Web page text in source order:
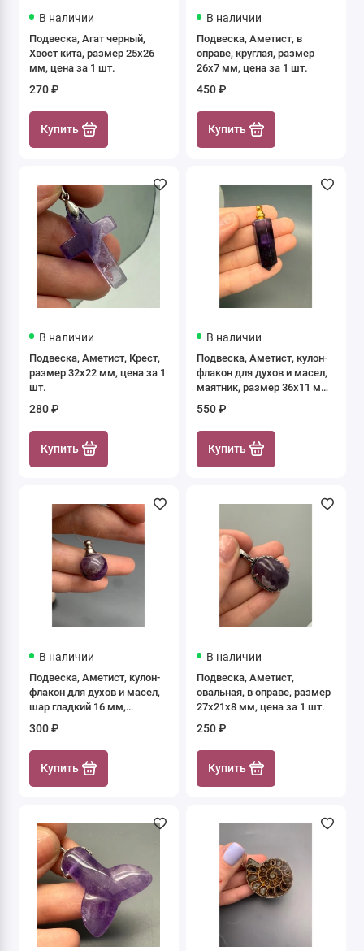
В наличии
Подвеска, Агат черный,
Хвост кита, размер 25х26
мм, цена за 1 шт.
270 ₽
Купить
В наличии
Подвеска, Аметист, в
оправе, круглая, размер
26х7 мм, цена за 1 шт.
450 ₽
Купить
В наличии
Подвеска, Аметист, Крест,
размер 32х22 мм, цена за 1
шт.
280 ₽
Купить
В наличии
Подвеска, Аметист, кулон-
флакон для духов и масел,
маятник, размер 36х11 мм,
цена за 1 шт.
550 ₽
Купить
В наличии
Подвеска, Аметист, кулон-
флакон для духов и масел,
шар гладкий 16 мм,
цена за 1 шт.
300 ₽
Купить
В наличии
Подвеска, Аметист,
овальная, в оправе, размер
27х21х8 мм, цена за 1 шт.
250 ₽
Купить